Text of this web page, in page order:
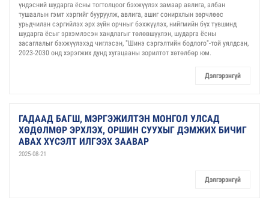
үндэсний шударга ёсны тогтолцоог бэхжүүлэх замаар авлига, албан
тушаалын гэмт хэргийг бууруулж, авлига, ашиг сонирхлын зөрчлөөс
урьдчилан сэргийлэх эрх зүйн орчныг бэхжүүлэх, нийгмийн бүх түвшинд
шударга ёсыг эрхэмлэсэн хандлагыг төлөвшүүлэн, шударга ёсны
засаглалыг бэхжүүлэхэд чиглэсэн, "Шинэ сэргэлтийн бодлого"-той уялдсан,
2023-2030 онд хэрэгжих дунд хугацааны зорилтот хөтөлбөр юм.
Дэлгэрэнгүй
ГАДААД БАГШ, МЭРГЭЖИЛТЭН МОНГОЛ УЛСАД
ХӨДӨЛМӨР ЭРХЛЭХ, ОРШИН СУУХЫГ ДЭМЖИХ БИЧИГ
АВАХ ХҮСЭЛТ ИЛГЭЭХ ЗААВАР
2025-08-21
Дэлгэрэнгүй